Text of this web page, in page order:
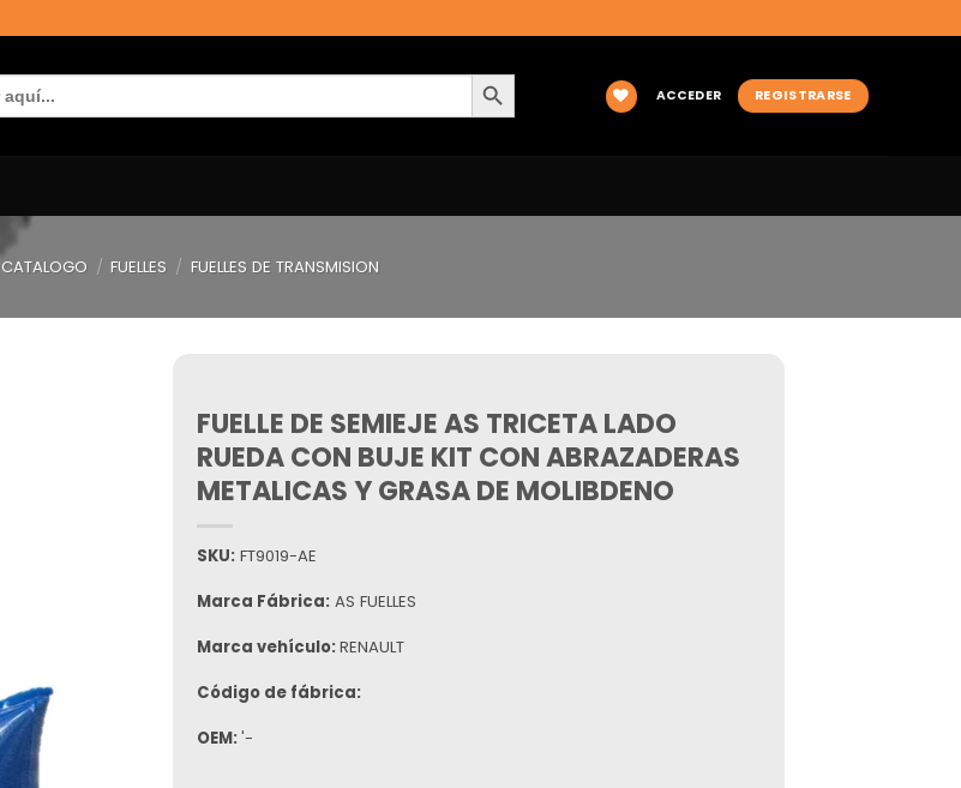
BOTÓN DE BÚSQUEDA
ACCEDER
REGISTRARSE
CATALOGO / FUELLES / FUELLES DE TRANSMISION
FUELLE DE SEMIEJE AS TRICETA LADO
RUEDA CON BUJE KIT CON ABRAZADERAS
METALICAS Y GRASA DE MOLIBDENO
SKU: FT9019-AE
Marca Fábrica: AS FUELLES
Marca vehículo: RENAULT
Código de fábrica:
OEM: '-